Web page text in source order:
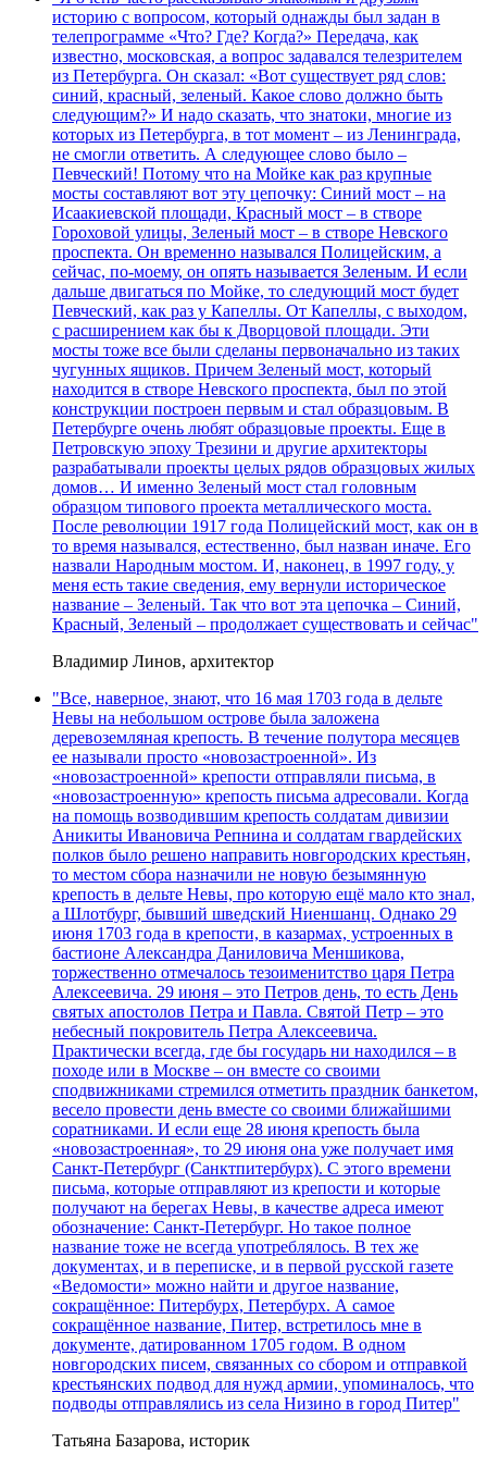
историю с вопросом, который однажды был задан в
телепрограмме «Что? Где? Когда?» Передача, как
известно, московская, а вопрос задавался телезрителем
из Петербурга. Он сказал: «Вот существует ряд слов:
синий, красный, зеленый. Какое слово должно быть
следующим?» И надо сказать, что знатоки, многие из
которых из Петербурга, в тот момент – из Ленинграда,
не смогли ответить. А следующее слово было –
Певческий! Потому что на Мойке как раз крупные
мосты составляют вот эту цепочку: Синий мост – на
Исаакиевской площади, Красный мост – в створе
Гороховой улицы, Зеленый мост – в створе Невского
проспекта. Он временно назывался Полицейским, а
сейчас, по-моему, он опять называется Зеленым. И если
дальше двигаться по Мойке, то следующий мост будет
Певческий, как раз у Капеллы. От Капеллы, с выходом,
с расширением как бы к Дворцовой площади. Эти
мосты тоже все были сделаны первоначально из таких
чугунных ящиков. Причем Зеленый мост, который
находится в створе Невского проспекта, был по этой
конструкции построен первым и стал образцовым. В
Петербурге очень любят образцовые проекты. Еще в
Петровскую эпоху Трезини и другие архитекторы
разрабатывали проекты целых рядов образцовых жилых
домов… И именно Зеленый мост стал головным
образцом типового проекта металлического моста.
После революции 1917 года Полицейский мост, как он в
то время назывался, естественно, был назван иначе. Его
назвали Народным мостом. И, наконец, в 1997 году, у
меня есть такие сведения, ему вернули историческое
название – Зеленый. Так что вот эта цепочка – Синий,
Красный, Зеленый – продолжает существовать и сейчас"
Владимир Линов, архитектор
"Все, наверное, знают, что 16 мая 1703 года в дельте
Невы на небольшом острове была заложена
деревоземляная крепость. В течение полутора месяцев
ее называли просто «новозастроенной». Из
«новозастроенной» крепости отправляли письма, в
«новозастроенную» крепость письма адресовали. Когда
на помощь возводившим крепость солдатам дивизии
Аникиты Ивановича Репнина и солдатам гвардейских
полков было решено направить новгородских крестьян,
то местом сбора назначили не новую безымянную
крепость в дельте Невы, про которую ещё мало кто знал,
а Шлотбург, бывший шведский Ниеншанц. Однако 29
июня 1703 года в крепости, в казармах, устроенных в
бастионе Александра Даниловича Меншикова,
торжественно отмечалось тезоименитство царя Петра
Алексеевича. 29 июня – это Петров день, то есть День
святых апостолов Петра и Павла. Святой Петр – это
небесный покровитель Петра Алексеевича.
Практически всегда, где бы государь ни находился – в
походе или в Москве – он вместе со своими
сподвижниками стремился отметить праздник банкетом,
весело провести день вместе со своими ближайшими
соратниками. И если еще 28 июня крепость была
«новозастроенная», то 29 июня она уже получает имя
Санкт-Петербург (Санктпитербурх). С этого времени
письма, которые отправляют из крепости и которые
получают на берегах Невы, в качестве адреса имеют
обозначение: Санкт-Петербург. Но такое полное
название тоже не всегда употреблялось. В тех же
документах, и в переписке, и в первой русской газете
«Ведомости» можно найти и другое название,
сокращённое: Питербурх, Петербурх. А самое
сокращённое название, Питер, встретилось мне в
документе, датированном 1705 годом. В одном
новгородских писем, связанных со сбором и отправкой
крестьянских подвод для нужд армии, упоминалось, что
подводы отправлялись из села Низино в город Питер"
Татьяна Базарова, историк